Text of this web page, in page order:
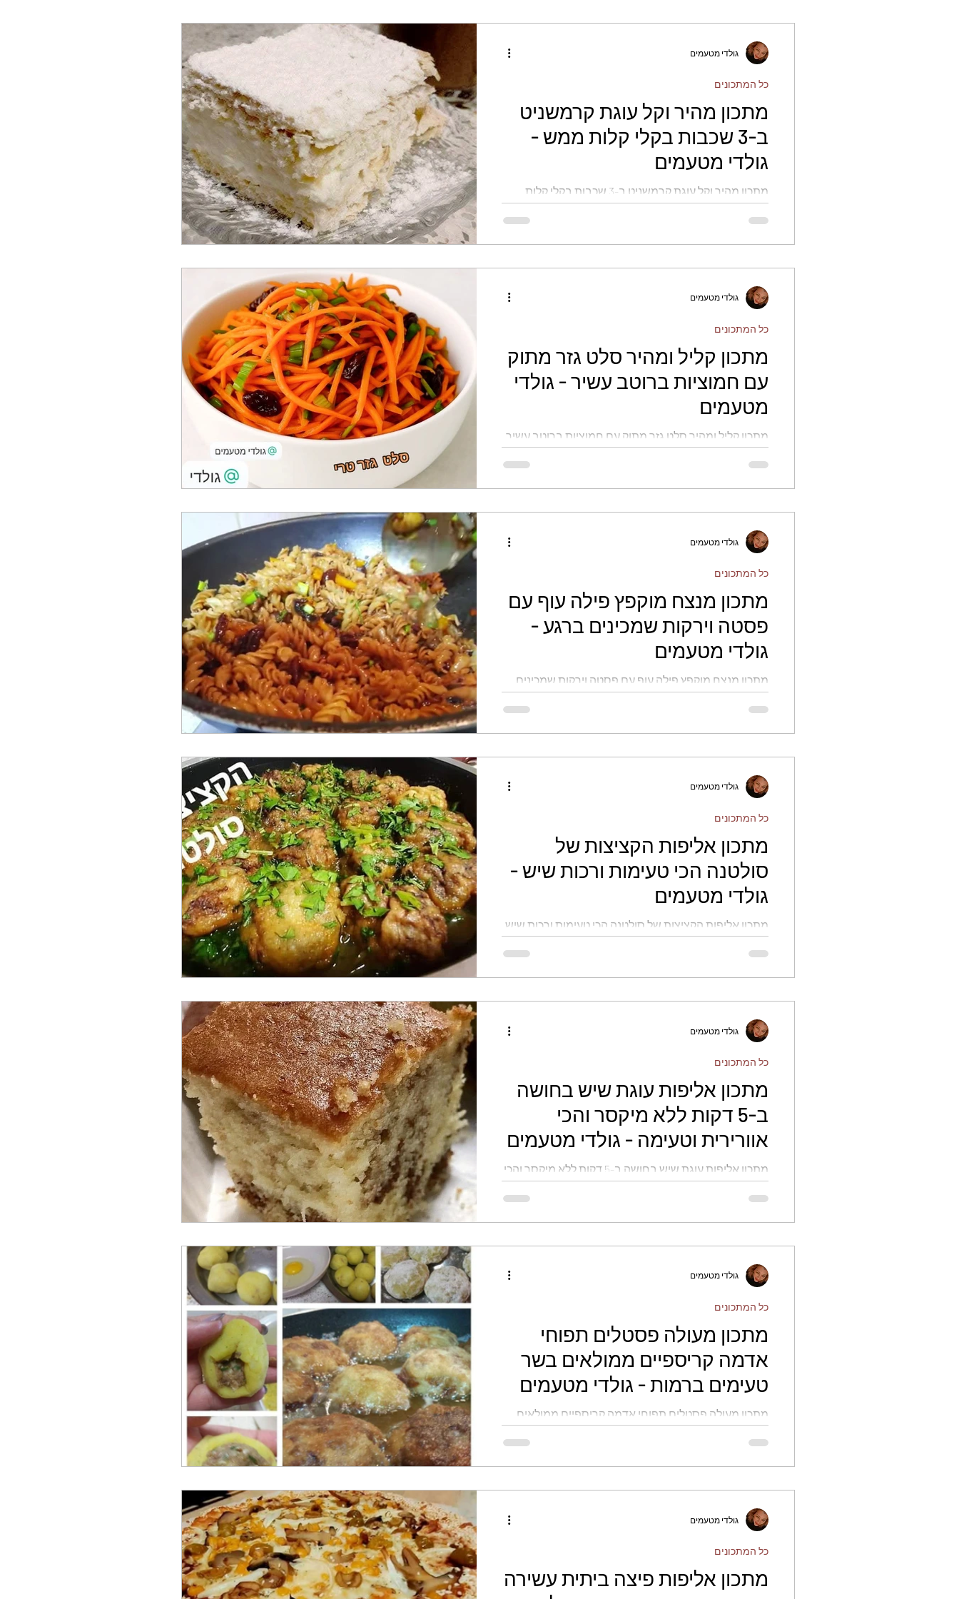
מתכון מהיר וקל עוגת קרמשניט
ב-3 שכבות בקלי קלות ממש -
גולדי מטעמים
מתכון מהיר וקל עוגת קרמשניט ב-3 שכבות בקלי קלות
ממש - גולדי מטעמים
כל המתכונים
גולדי מטעמים
מתכון קליל ומהיר סלט גזר מתוק
עם חמוציות ברוטב עשיר - גולדי
מטעמים
מתכון קליל ומהיר סלט גזר מתוק עם חמוציות ברוטב עשיר
כל המתכונים
גולדי מטעמים
מתכון מנצח מוקפץ פילה עוף עם
פסטה וירקות שמכינים ברגע -
גולדי מטעמים
מתכון מנצח מוקפץ פילה עוף עם פסטה וירקות שמכינים
ברגע - גולדי מטעמים
כל המתכונים
גולדי מטעמים
מתכון אליפות הקציצות של
סולטנה הכי טעימות ורכות שיש -
גולדי מטעמים
מתכון אליפות הקציצות של סולטנה הכי טעימות ורכות שיש
כל המתכונים
גולדי מטעמים
מתכון אליפות עוגת שיש בחושה
ב-5 דקות ללא מיקסר והכי
אוורירית וטעימה - גולדי מטעמים
מתכון אליפות עוגת שיש בחושה ב-5 דקות ללא מיקסר והכי
אוורירית וטעימה - גולדי מטעמים
כל המתכונים
גולדי מטעמים
מתכון מעולה פסטלים תפוחי
אדמה קריספיים ממולאים בשר
טעימים ברמות - גולדי מטעמים
מתכון מעולה פסטלים תפוחי אדמה קריספיים ממולאים
כל המתכונים
גולדי מטעמים
מתכון אליפות פיצה ביתית עשירה
כל המתכונים
גולדי מטעמים